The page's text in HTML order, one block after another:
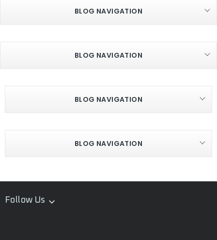
BLOG NAVIGATION
BLOG NAVIGATION
BLOG NAVIGATION
BLOG NAVIGATION
Follow Us 